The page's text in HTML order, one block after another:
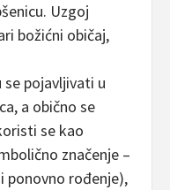
Uzgoj
božićni običaj,
se pojavljivati ​​u
a obično se
se kao
značenje –
ponovno rođenje),